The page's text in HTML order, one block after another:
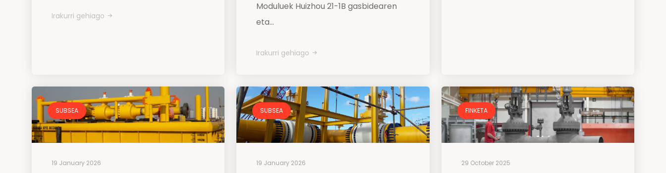
Irakurri gehiago
Moduluek Huizhou 21-1B gasbidearen
eta...
Irakurri gehiago
SUBSEA
19 January 2026
SUBSEA
19 January 2026
FINKETA
29 October 2025